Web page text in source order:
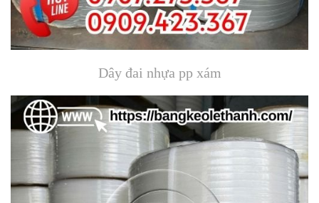
Dây đai nhựa pp xám